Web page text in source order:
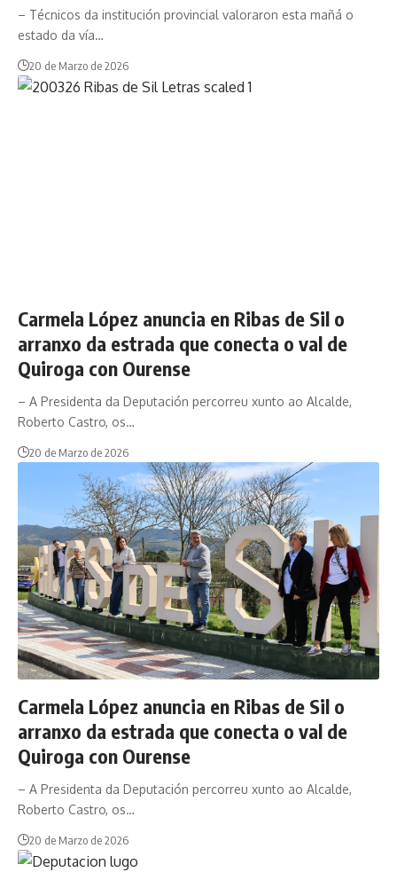
– Técnicos da institución provincial valoraron esta mañá o
estado da vía…
20 de Marzo de 2026
Carmela López anuncia en Ribas de Sil o
arranxo da estrada que conecta o val de
Quiroga con Ourense
– A Presidenta da Deputación percorreu xunto ao Alcalde,
Roberto Castro, os…
20 de Marzo de 2026
Carmela López anuncia en Ribas de Sil o
arranxo da estrada que conecta o val de
Quiroga con Ourense
– A Presidenta da Deputación percorreu xunto ao Alcalde,
Roberto Castro, os…
20 de Marzo de 2026